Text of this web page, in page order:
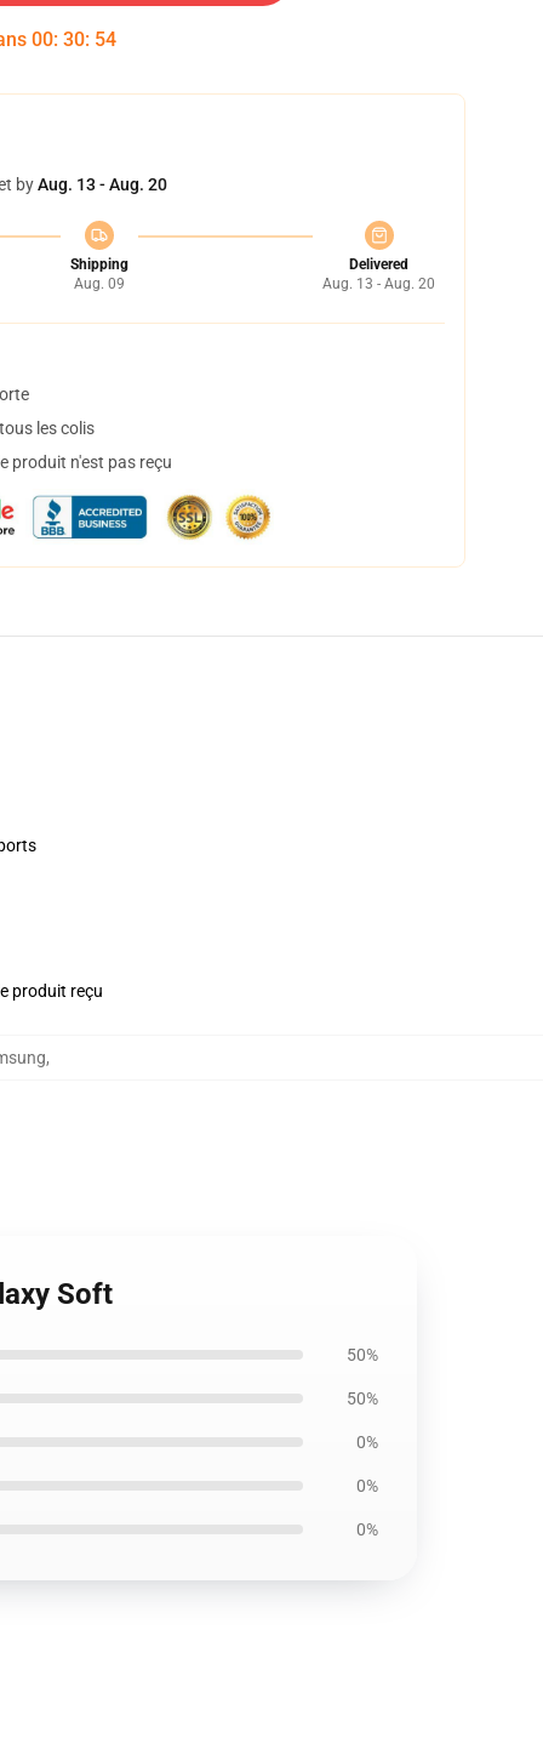
00: 30: 53
byAug. 13 - Aug. 20
Shipping
Aug. 09
Delivered
Aug. 13 - Aug. 20
les colis
produit n'est pas reçu
produit reçu
,
Soft
50%
50%
0%
0%
0%